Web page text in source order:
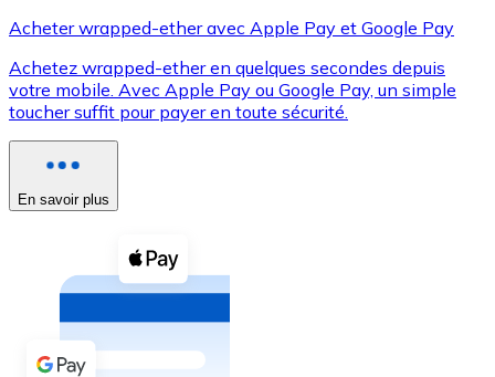
XRP
XRP
Voir toutes
Coupons crypto
Achetez des cryptomonnaies en espèces et d'autres
Acheter avec espèces
Virement SEPA
Acheter wrapped-ether avec Apple Pay et Google Pay
Achetez wrapped-ether en quelques secondes depuis
votre mobile. Avec Apple Pay ou Google Pay, un simple
toucher suffit pour payer en toute sécurité.
En savoir plus